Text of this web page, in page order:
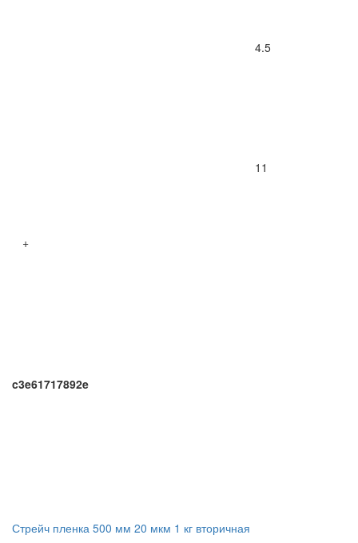
4.5
11
+
c3e61717892e
Стрейч пленка 500 мм 20 мкм 1 кг вторичная